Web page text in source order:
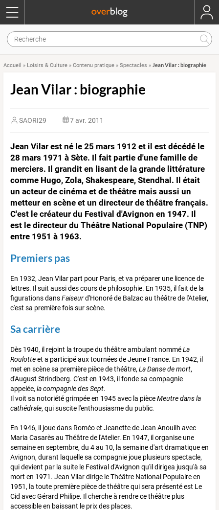
Accueil » Loisirs & Culture » Contenu pratique » Spectacles » Jean Vilar : biographie
Jean Vilar : biographie
SAORI29 7 avr. 2011
Jean Vilar est né le 25 mars 1912 et il est décédé le
28 mars 1971 à Sète. Il fait partie d'une famille de
merciers. Il grandit en lisant de la grande littérature
comme Hugo, Zola, Shakespeare, Stendhal. Il était
un acteur de cinéma et de théâtre mais aussi un
metteur en scène et un directeur de théâtre français.
C'est le créateur du Festival d'Avignon en 1947. Il
est le directeur du Théâtre National Populaire (TNP)
entre 1951 à 1963.
Premiers pas
En 1932, Jean Vilar part pour Paris, et va préparer une licence de
lettres. Il suit aussi des cours de philosophie. En 1935, il fait de la
figurations dansFaiseurd'Honoré de Balzac au théâtre de l'Atelier,
c'est sa première fois sur scène.
Sa carrière
Dès 1940, il rejoint la troupe du théâtre ambulant nomméLa
Roulotteet a participé aux tournées de Jeune France. En 1942, il
met en scène sa première pièce de théâtre,La Danse de mort,
d'August Strindberg. C'est en 1943, il fonde sa compagnie
appelée,la compagnie des Sept.
Il voit sa notoriété grimpée en 1945 avec la pièceMeutre dans la
cathédrale, qui suscite l'enthousiasme du public.
En 1946, il joue dans Roméo et Jeanette de Jean Anouilh avec
Maria Casarès au Théâtre de l'Atelier. En 1947, il organise une
semaine en septembre, du 4 au 10, la semaine d'art dramatique en
Avignon, durant laquelle sa compagnie joue plusieurs spectacle,
qui devient par la suite le Festival d'Avignon qu'il dirigea jusqu'à sa
mort en 1971. Jean Vilar dirige le Théâtre National Populaire en
1951, la toute première pièce de théâtre qui sera présenté est Le
Cid avec Gérard Philipe. Il cherche à rendre ce théâtre plus
accessible en baissant le prix des places.